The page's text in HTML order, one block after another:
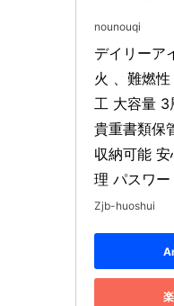
nounouqi
デイリーア
火 、難燃
工 大容量 3
貴重書類保
収納可能
理 パスワー
Zjb-huoshui